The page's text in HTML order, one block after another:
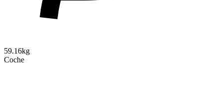
59.16kg
Coche